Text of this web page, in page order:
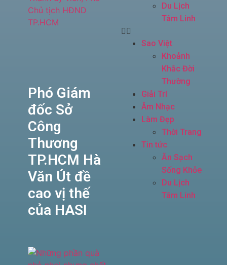
Phó Giám
đốc Sở
Công
Thương
TP.HCM Hà
Văn Út đề
cao vị thế
của HASI
Du Lịch
Tâm Linh
Sao Việt
Khoảnh
Khắc Đời
Thường
Giải Trí
Âm Nhạc
Làm Đẹp
Thời Trang
Tin tức
Ăn Sạch
Sống Khỏe
Du Lịch
Tâm Linh